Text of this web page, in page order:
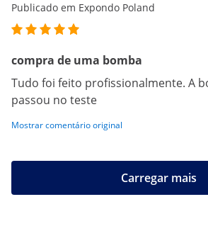
Publicado em Expondo Poland
compra de uma bomba
Tudo foi feito profissionalmente. A
passou no teste
Mostrar comentário original
Carregar mais